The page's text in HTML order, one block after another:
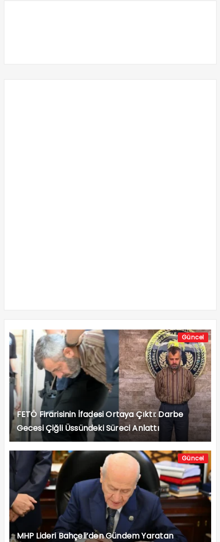
Güncel
FETÖ Firarisinin İfadesi Ortaya Çıktı: Darbe
Gecesi Çiğli Üssündeki Süreci Anlattı
Güncel
MHP Lideri Bahçeli’den Gündem Yaratan